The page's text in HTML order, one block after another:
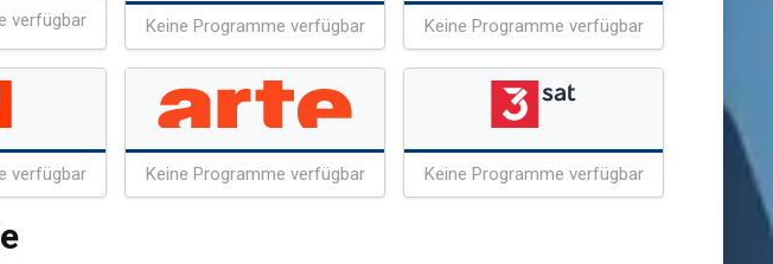
verfügbar Keine Programme verfügbar Keine Programme verfügbar
verfügbar Keine Programme verfügbar Keine Programme verfügbar